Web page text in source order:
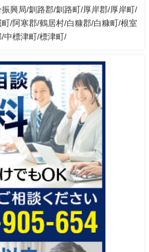
興局/釧路郡/釧路町/厚岸郡/厚岸町/
/阿寒郡/鶴居村/白糠郡/白糠町/根室
中標津町/標津町/